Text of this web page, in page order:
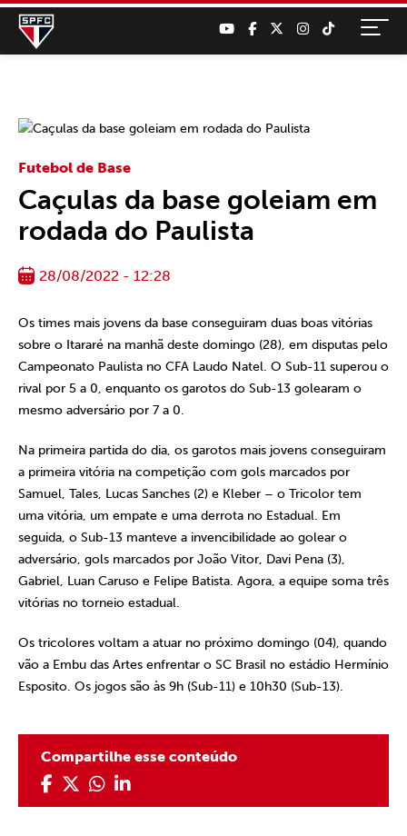
Futebol de Base
Caçulas da base goleiam em
rodada do Paulista
28/08/2022 - 12:28
Os times mais jovens da base conseguiram duas boas vitórias
sobre o Itararé na manhã deste domingo (28), em disputas pelo
Campeonato Paulista no CFA Laudo Natel. O Sub-11 superou o
rival por 5 a 0, enquanto os garotos do Sub-13 golearam o
mesmo adversário por 7 a 0.
Na primeira partida do dia, os garotos mais jovens conseguiram
a primeira vitória na competição com gols marcados por
Samuel, Tales, Lucas Sanches (2) e Kleber – o Tricolor tem
uma vitória, um empate e uma derrota no Estadual. Em
seguida, o Sub-13 manteve a invencibilidade ao golear o
adversário, gols marcados por João Vitor, Davi Pena (3),
Gabriel, Luan Caruso e Felipe Batista. Agora, a equipe soma três
vitórias no torneio estadual.
Os tricolores voltam a atuar no próximo domingo (04), quando
vão a Embu das Artes enfrentar o SC Brasil no estádio Hermínio
Esposito. Os jogos são às 9h (Sub-11) e 10h30 (Sub-13).
Compartilhe esse conteúdo